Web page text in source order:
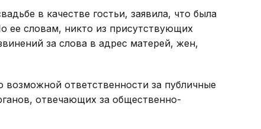
в качестве гостьи, заявила, что была
ее словам, никто из присутствующих
за слова в адрес матерей, жен,
ответственности за публичные
отвечающих за общественно-